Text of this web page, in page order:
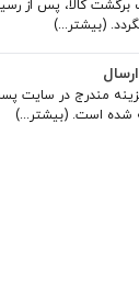
(بیشتر...)
مندرج در سایت
شده است. (بیشتر...)